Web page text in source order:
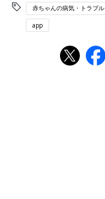
赤ちゃんの病気・トラブル
app